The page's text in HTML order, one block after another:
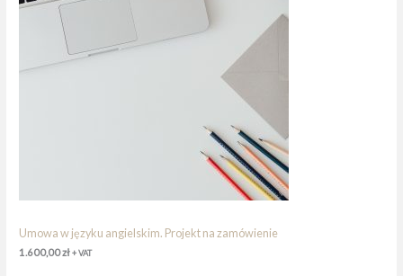
Umowa w języku angielskim. Projekt na zamówienie
1.600,00zł+ VAT